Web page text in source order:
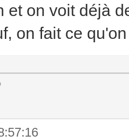
et on voit déjà
on fait ce